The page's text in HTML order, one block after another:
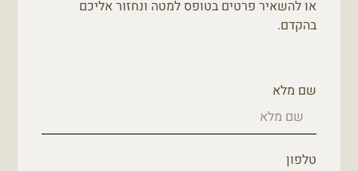
או להשאיר פרטים בטופס למטה ונחזור אליכם
בהקדם.
שם מלא
טלפון